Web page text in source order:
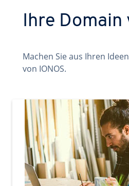
Ihre Domain
Machen Sie aus Ihren
von IONOS.